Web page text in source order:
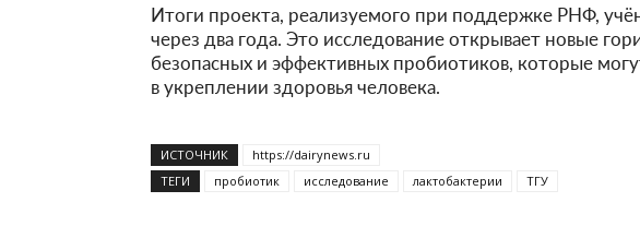
Итоги проекта, реализуемого при поддержке РНФ,
через два года. Это исследование открывает новые
безопасных и эффективных пробиотиков, которые
в укреплении здоровья человека.
ИСТОЧНИК
https://dairynews.ru
ТЕГИ
пробиотик исследование лактобактерии ТГУ